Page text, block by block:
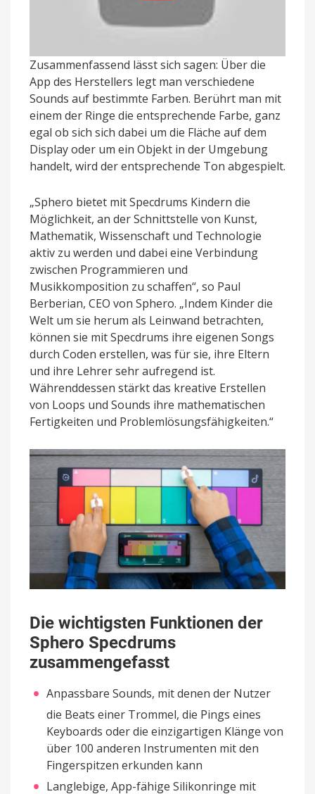
Zusammenfassend lässt sich sagen: Über die
App des Herstellers legt man verschiedene
Sounds auf bestimmte Farben. Berührt man mit
einem der Ringe die entsprechende Farbe, ganz
egal ob sich sich dabei um die Fläche auf dem
Display oder um ein Objekt in der Umgebung
handelt, wird der entsprechende Ton abgespielt.
„Sphero bietet mit Specdrums Kindern die
Möglichkeit, an der Schnittstelle von Kunst,
Mathematik, Wissenschaft und Technologie
aktiv zu werden und dabei eine Verbindung
zwischen Programmieren und
Musikkomposition zu schaffen“, so Paul
Berberian, CEO von Sphero. „Indem Kinder die
Welt um sie herum als Leinwand betrachten,
können sie mit Specdrums ihre eigenen Songs
durch Coden erstellen, was für sie, ihre Eltern
und ihre Lehrer sehr aufregend ist.
Währenddessen stärkt das kreative Erstellen
von Loops und Sounds ihre mathematischen
Fertigkeiten und Problemlösungsfähigkeiten.“
Die wichtigsten Funktionen der
Sphero Specdrums
zusammengefasst
Anpassbare Sounds, mit denen der Nutzer
die Beats einer Trommel, die Pings eines
Keyboards oder die einzigartigen Klänge von
über 100 anderen Instrumenten mit den
Fingerspitzen erkunden kann
Langlebige, App-fähige Silikonringe mit